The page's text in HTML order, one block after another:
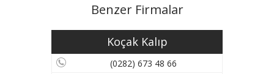
Benzer Firmalar
Koçak Kalıp
(0282) 673 48 66